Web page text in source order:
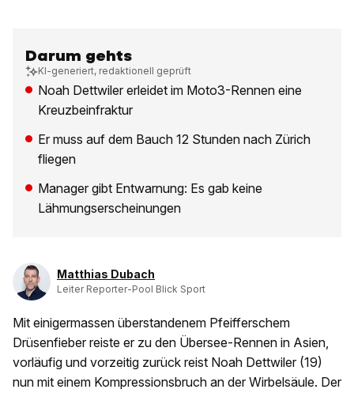
Darum gehts
KI-generiert, redaktionell geprüft
Noah Dettwiler erleidet im Moto3-Rennen eine
Kreuzbeinfraktur
Er muss auf dem Bauch 12 Stunden nach Zürich
fliegen
Manager gibt Entwarnung: Es gab keine
Lähmungserscheinungen
Matthias Dubach
Leiter Reporter-Pool Blick Sport
Mit einigermassen überstandenem Pfeifferschem
Drüsenfieber reiste er zu den Übersee-Rennen in Asien,
vorläufig und vorzeitig zurück reist Noah Dettwiler (19)
nun mit einem Kompressionsbruch an der Wirbelsäule. Der